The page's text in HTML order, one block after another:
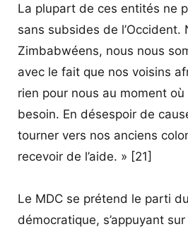
La plupart de ces entités ne
sans subsides de l’Occident.
Zimbabwéens, nous nous
avec le fait que nos voisins
rien pour nous au moment
besoin. En désespoir de
tourner vers nos anciens
recevoir de l’aide. » [21]
Le MDC se prétend le parti
démocratique, s’appuyant